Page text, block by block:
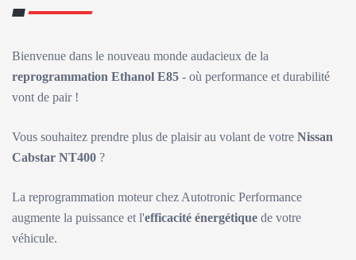
Bienvenue dans le nouveau monde audacieux de la
reprogrammation Ethanol E85 - où performance et durabilité
vont de pair !
Vous souhaitez prendre plus de plaisir au volant de votre Nissan
Cabstar NT400 ?
La reprogrammation moteur chez Autotronic Performance
augmente la puissance et l'efficacité énergétique de votre
véhicule.